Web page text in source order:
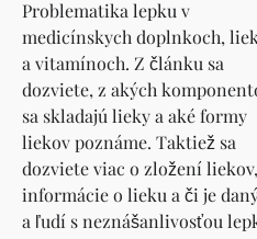
Problematika lepku v
medicínskych doplnkoch,
a vitamínoch. Z článku sa
dozviete, z akých
sa skladajú lieky a aké formy
liekov poznáme. Taktiež sa
dozviete viac o zložení
informácie o lieku a či je
a ľudí s neznášanlivosťou